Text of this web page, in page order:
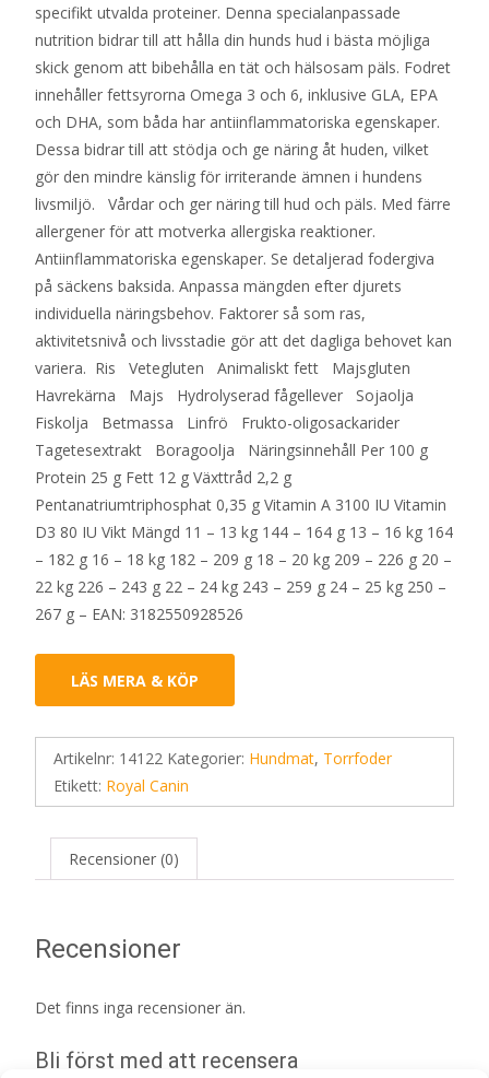
specifikt utvalda proteiner. Denna specialanpassade
nutrition bidrar till att hålla din hunds hud i bästa möjliga
skick genom att bibehålla en tät och hälsosam päls. Fodret
innehåller fettsyrorna Omega 3 och 6, inklusive GLA, EPA
och DHA, som båda har antiinflammatoriska egenskaper.
Dessa bidrar till att stödja och ge näring åt huden, vilket
gör den mindre känslig för irriterande ämnen i hundens
livsmiljö. Vårdar och ger näring till hud och päls. Med färre
allergener för att motverka allergiska reaktioner.
Antiinflammatoriska egenskaper. Se detaljerad fodergiva
på säckens baksida. Anpassa mängden efter djurets
individuella näringsbehov. Faktorer så som ras,
aktivitetsnivå och livsstadie gör att det dagliga behovet kan
variera. Ris Vetegluten Animaliskt fett Majsgluten
Havrekärna Majs Hydrolyserad fågellever Sojaolja
Fiskolja Betmassa Linfrö Frukto-oligosackarider
Tagetesextrakt Boragoolja Näringsinnehåll Per 100 g
Protein 25 g Fett 12 g Växttråd 2,2 g
Pentanatriumtriphosphat 0,35 g Vitamin A 3100 IU Vitamin
D3 80 IU Vikt Mängd 11 – 13 kg 144 – 164 g 13 – 16 kg 164
– 182 g 16 – 18 kg 182 – 209 g 18 – 20 kg 209 – 226 g 20 –
22 kg 226 – 243 g 22 – 24 kg 243 – 259 g 24 – 25 kg 250 –
267 g – EAN: 3182550928526
LÄS MERA & KÖP
Artikelnr: 14122 Kategorier: Hundmat, Torrfoder
Etikett: Royal Canin
Recensioner (0)
Recensioner
Det finns inga recensioner än.
Bli först med att recensera